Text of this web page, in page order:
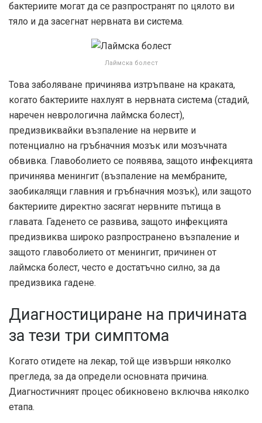
бактериите могат да се разпространят по цялото ви
тяло и да засегнат нервната ви система.
Лаймска болест
Това заболяване причинява изтръпване на краката,
когато бактериите нахлуят в нервната система (стадий,
наречен неврологична лаймска болест),
предизвиквайки възпаление на нервите и
потенциално на гръбначния мозък или мозъчната
обвивка. Главоболието се появява, защото инфекцията
причинява менингит (възпаление на мембраните,
заобикалящи главния и гръбначния мозък), или защото
бактериите директно засягат нервните пътища в
главата. Гаденето се развива, защото инфекцията
предизвиква широко разпространено възпаление и
защото главоболието от менингит, причинен от
лаймска болест, често е достатъчно силно, за да
предизвика гадене.
Диагностициране на причината
за тези три симптома
Когато отидете на лекар, той ще извърши няколко
прегледа, за да определи основната причина.
Диагностичният процес обикновено включва няколко
етапа.